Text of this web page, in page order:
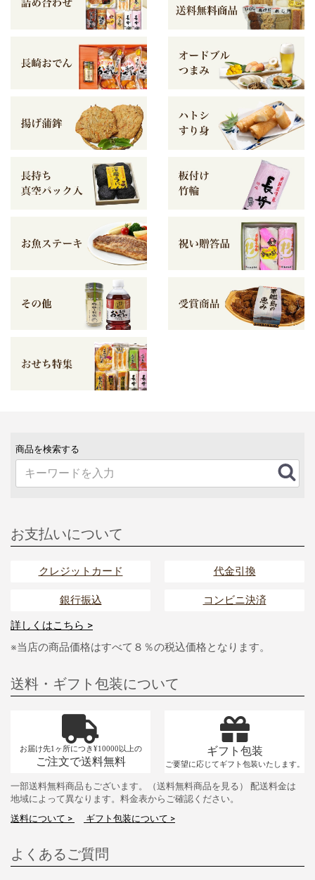
商品を検索する
お支払いについて
クレジットカード 代金引換
銀行振込 コンビニ決済
詳しくはこちら >
※当店の商品価格はすべて８％の税込価格となります。
送料・ギフト包装について
お届け先1ヶ所につき¥10000以上の
ご注文で送料無料
ギフト包装
ご要望に応じてギフト包装いたします。
一部送料無料商品もございます。（送料無料商品を見る） 配送料金は
地域によって異なります。料金表からご確認ください。
送料について >
ギフト包装について >
よくあるご質問